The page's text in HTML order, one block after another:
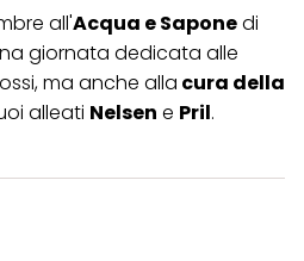
all'Acqua e Saponedi
giornata dedicata alle
ma anche alla cura della
alleati Nelsen e Pril.
trovare maggiori informazioni sul
dei cookie e consentirli per uno o
Cliccando su "Accetta tutto",
e al trattamento dei tuoi dati
indicate. Se fai clic su "Rifiuta",